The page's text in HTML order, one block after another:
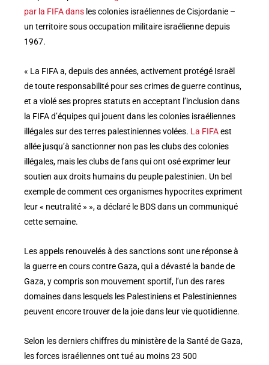
par la FIFA dans les colonies israéliennes de Cisjordanie –
un territoire sous occupation militaire israélienne depuis
1967.
« La FIFA a, depuis des années, activement protégé Israël
de toute responsabilité pour ses crimes de guerre continus,
et a violé ses propres statuts en acceptant l’inclusion dans
la FIFA d’équipes qui jouent dans les colonies israéliennes
illégales sur des terres palestiniennes volées. La FIFAest
allée jusqu’à sanctionner non pas les clubs des colonies
illégales, mais les clubs de fans qui ont osé exprimer leur
soutien aux droits humains du peuple palestinien. Un bel
exemple de comment ces organismes hypocrites expriment
leur « neutralité » », a déclaré le BDS dans un communiqué
cette semaine.
Les appels renouvelés à des sanctions sont une réponse à
la guerre en cours contre Gaza, qui a dévasté la bande de
Gaza, y compris son mouvement sportif, l’un des rares
domaines dans lesquels les Palestiniens et Palestiniennes
peuvent encore trouver de la joie dans leur vie quotidienne.
Selon les derniers chiffres du ministère de la Santé de Gaza,
les forces israéliennes ont tué au moins 23 500